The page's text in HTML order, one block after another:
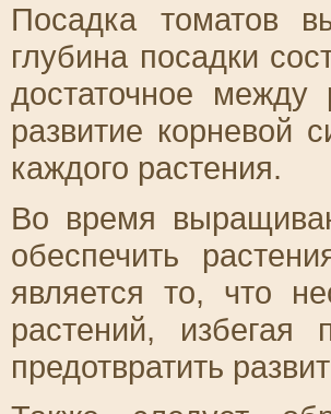
Посадка томатов
глубина посадки
достаточное между
развитие корневой
каждого растения.
Во время
обеспечить
является то, что
растений,
предотвратить